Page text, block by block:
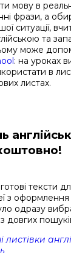
мову в
фрази, а
ситуації,
та
може
: на уроках
в
листах.
тексти
з
одразу
пошуків
листівки